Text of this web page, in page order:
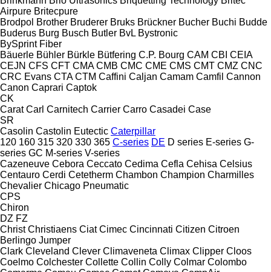
Airpure Britecpure
Brodpol Brother Bruderer Bruks Brückner Bucher Buchi Budde
Buderus Burg Busch Butler BvL Bystronic
BySprint Fiber
Bäuerle Bühler Bürkle Bütfering C.P. Bourg CAM CBI CEIA
CEJN CFS CFT CMA CMB CMC CME CMS CMT CMZ CNC
CRC Evans CTA CTM Caffini Caljan Camam Camfil Cannon
Canon Caprari Captok
CK
Carat Carl Carnitech Carrier Carro Casadei Case
SR
Casolin Castolin Eutectic Caterpillar
120 160 315 320 330 365 C-series DE D series E-series G-
series GC M-series V-series
Cazeneuve Cebora Ceccato Cedima Cefla Cehisa Celsius
Centauro Cerdi Cetetherm Chambon Champion Charmilles
Chevalier Chicago Pneumatic
CPS
Chiron
DZ FZ
Christ Christiaens Ciat Cimec Cincinnati Citizen Citroen
Berlingo Jumper
Clark Cleveland Clever Climaveneta Climax Clipper Cloos
Coelmo Colchester Collette Collin Colly Colmar Colombo